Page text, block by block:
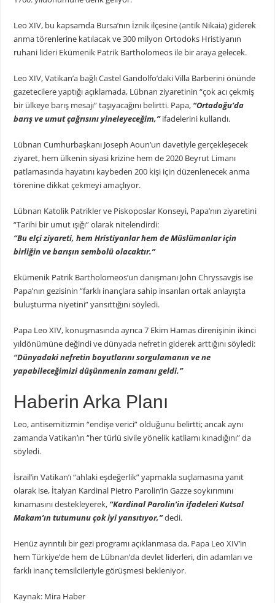
Leo XIV, bu kapsamda Bursa’nın İznik ilçesine (antik Nikaia) giderek
anma törenlerine katılacak ve 300 milyon Ortodoks Hristiyanın
ruhani lideri Ekümenik Patrik Bartholomeos ile bir araya gelecek.
Leo XIV, Vatikan’a bağlı Castel Gandolfo’daki Villa Barberini önünde
gazetecilere yaptığı açıklamada, Lübnan ziyaretinin “çok acı çekmiş
bir ülkeye barış mesajı” taşıyacağını belirtti. Papa, “Ortadoğu’da
barış ve umut çağrısını yineleyeceğim,”ifadelerini kullandı.
Lübnan Cumhurbaşkanı Joseph Aoun’un davetiyle gerçekleşecek
ziyaret, hem ülkenin siyasi krizine hem de 2020 Beyrut Limanı
patlamasında hayatını kaybeden 200 kişi için düzenlenecek anma
törenine dikkat çekmeyi amaçlıyor.
Lübnan Katolik Patrikler ve Piskoposlar Konseyi, Papa’nın ziyaretini
“Tarihi bir umut ışığı” olarak nitelendirdi:
“Bu elçi ziyareti, hem Hristiyanlar hem de Müslümanlar için
birliğin ve barışın sembolü olacaktır.”
Ekümenik Patrik Bartholomeos’un danışmanı John Chryssavgis ise
Papa’nın gezisinin “farklı inançlara sahip insanları ortak anlayışta
buluşturma niyetini” yansıttığını söyledi.
Papa Leo XIV, konuşmasında ayrıca 7 Ekim Hamas direnişinin ikinci
yıldönümüne değindi ve dünyada nefretin giderek arttığını söyledi:
“Dünyadaki nefretin boyutlarını sorgulamanın ve ne
yapabileceğimizi düşünmenin zamanı geldi.”
Haberin Arka Planı
Leo, antisemitizmin “endişe verici” olduğunu belirtti; ancak aynı
zamanda Vatikan’ın “her türlü sivile yönelik katliamı kınadığını” da
söyledi.
İsrail’in Vatikan’ı “ahlaki eşdeğerlik” yapmakla suçlamasına yanıt
olarak ise, İtalyan Kardinal Pietro Parolin’in Gazze soykırımını
kınamasını destekleyerek, “Kardinal Parolin’in ifadeleri Kutsal
Makam’ın tutumunu çok iyi yansıtıyor,”dedi.
Henüz ayrıntılı bir gezi programı açıklanmasa da, Papa Leo XIV’in
hem Türkiye’de hem de Lübnan’da devlet liderleri, din adamları ve
farklı inanç temsilcileriyle görüşmesi bekleniyor.
Kaynak: Mira Haber